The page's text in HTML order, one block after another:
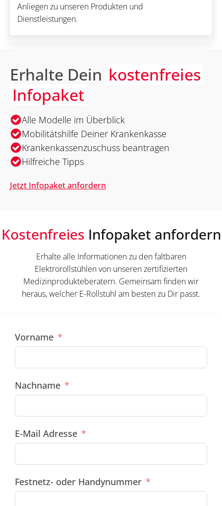
Anliegen zu unseren Produkten und
Dienstleistungen.
Erhalte Dein kostenfreies
Infopaket
Alle Modelle im Überblick
Mobilitätshilfe Deiner Krankenkasse
Krankenkassenzuschuss beantragen
Hilfreiche Tipps
Jetzt Infopaket anfordern
Kostenfreies Infopaket anfordern
Erhalte alle Informationen zu den faltbaren
Elektrorollstühlen von unseren zertifizierten
Medizinprodukteberatern. Gemeinsam finden wir
heraus, welcher E-Rollstuhl am besten zu Dir passt.
Vorname
Nachname
E-Mail Adresse
Festnetz- oder Handynummer